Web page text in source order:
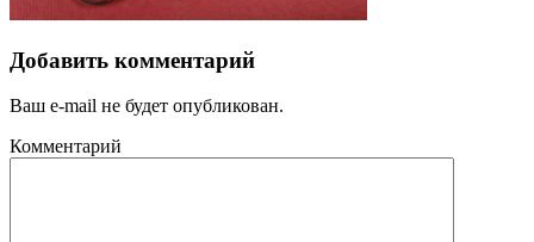
Добавить комментарий
Ваш e-mail не будет опубликован.
Комментарий